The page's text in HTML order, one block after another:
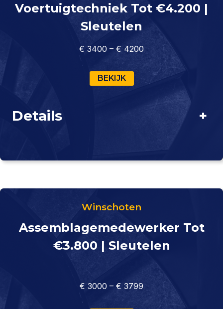
Voertuigtechniek Tot €4.200 |
Sleutelen
€ 3400 – € 4200
BEKIJK
Details +
Winschoten
Assemblagemedewerker Tot
€3.800 | Sleutelen
€ 3000 – € 3799